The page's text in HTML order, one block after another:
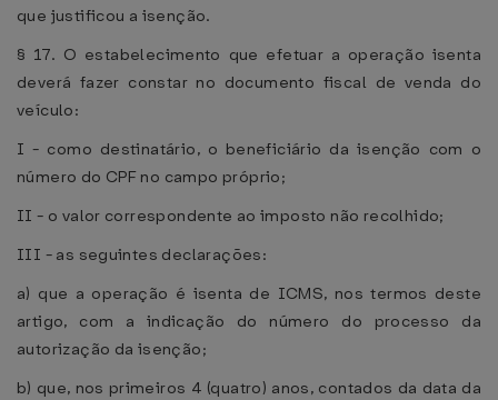
que justificou a isenção.
§ 17. O estabelecimento que efetuar a operação isenta
deverá fazer constar no documento fiscal de venda do
veículo:
I - como destinatário, o beneficiário da isenção com o
número do CPF no campo próprio;
II - o valor correspondente ao imposto não recolhido;
III - as seguintes declarações:
a) que a operação é isenta de ICMS, nos termos deste
artigo, com a indicação do número do processo da
autorização da isenção;
b) que, nos primeiros 4 (quatro) anos, contados da data da